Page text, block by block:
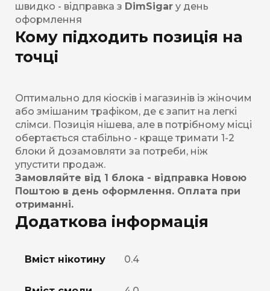
швидко - відправка з DimSigar у день
оформлення
Кому підходить позиція на
точці
Оптимально для кіосків і магазинів із жіночим
або змішаним трафіком, де є запит на легкі
слімси. Позиція нішева, але в потрібному місці
обертається стабільно - краще тримати 1-2
блоки й дозамовляти за потреби, ніж
упустити продаж.
Замовляйте від 1 блока - відправка Новою
Поштою в день оформлення. Оплата при
отриманні.
Додаткова інформація
Вміст нікотину 0.4